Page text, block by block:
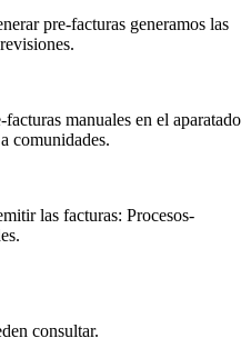
pre-facturas generamos las
manuales en el aparatado
comunidades.
las facturas: Procesos-
consultar.